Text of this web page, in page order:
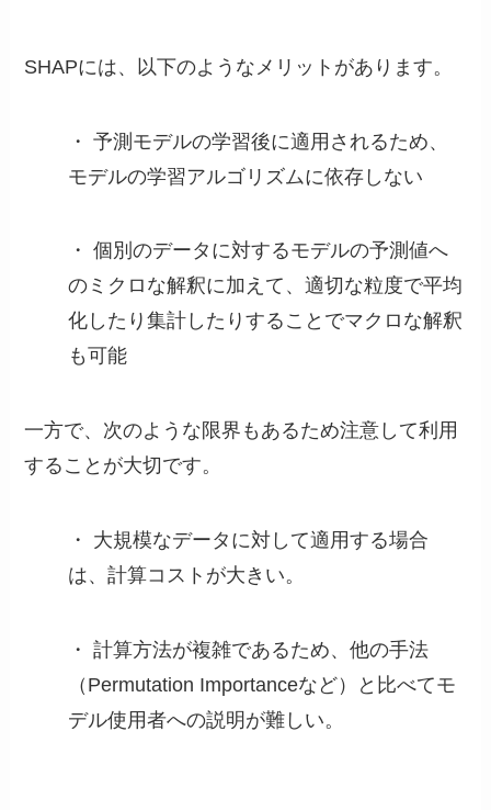
SHAPには、以下のようなメリットがあります。
・ 予測モデルの学習後に適用されるため、
モデルの学習アルゴリズムに依存しない
・ 個別のデータに対するモデルの予測値へ
のミクロな解釈に加えて、適切な粒度で平均
化したり集計したりすることでマクロな解釈
も可能
一方で、次のような限界もあるため注意して利用
することが大切です。
・ 大規模なデータに対して適用する場合
は、計算コストが大きい。
・ 計算方法が複雑であるため、他の手法
（Permutation Importanceなど）と比べてモ
デル使用者への説明が難しい。